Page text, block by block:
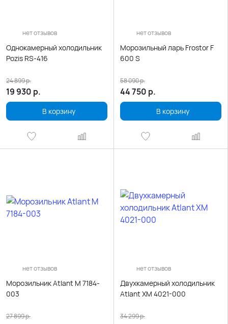
нет отзывов
Однокамерный холодильник
Pozis RS-416
19 930 р.
24 899р.
В корзину
нет отзывов
Морозильный ларь Frostor F
600 S
44 750 р.
58 090р.
В корзину
нет отзывов
Морозильник Atlant М 7184-
003
27 899р.
нет отзывов
Двухкамерный холодильник
Atlant ХМ 4021-000
34 299р.